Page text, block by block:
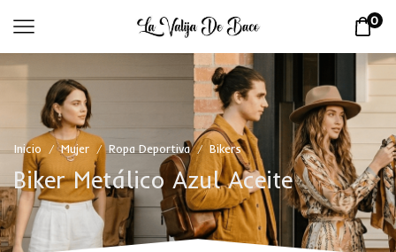
0
Inicio / Mujer / Ropa Deportiva / Bikers
Biker Metálico Azul Aceite